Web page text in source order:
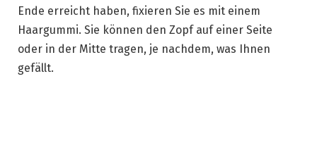
Ende erreicht haben, fixieren Sie es mit einem
Haargummi. Sie können den Zopf auf einer Seite
oder in der Mitte tragen, je nachdem, was Ihnen
gefällt.